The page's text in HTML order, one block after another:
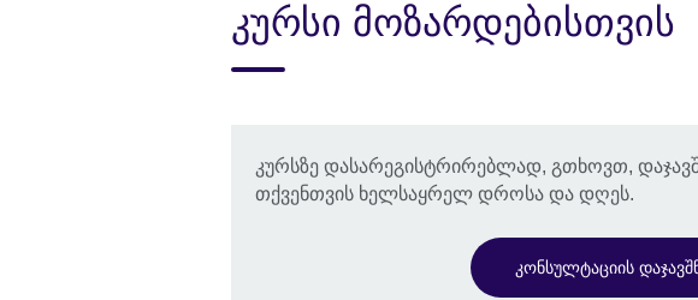
კურსი მოზარდებისთვის
კურსზე დასარეგისტრირებლად, გთხოვთ,
თქვენთვის ხელსაყრელ დროსა და დღეს.
კონსულტაციის